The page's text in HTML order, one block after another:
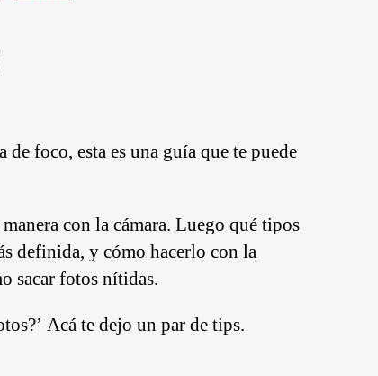
foco, esta es una guía que te puede
con la cámara. Luego qué tipos
definida, y cómo hacerlo con la
sacar fotos nítidas.
Acá te dejo un par de tips.